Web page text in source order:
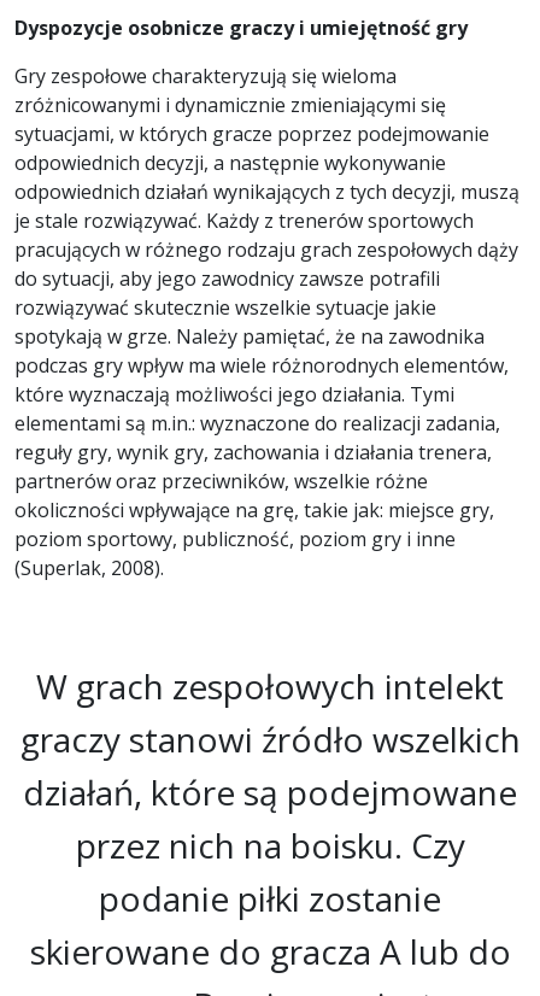
Dyspozycje osobnicze graczy i umiejętność gry
Gry zespołowe charakteryzują się wieloma
zróżnicowanymi i dynamicznie zmieniającymi się
sytuacjami, w których gracze poprzez podejmowanie
odpowiednich decyzji, a następnie wykonywanie
odpowiednich działań wynikających z tych decyzji, muszą
je stale rozwiązywać. Każdy z trenerów sportowych
pracujących w różnego rodzaju grach zespołowych dąży
do sytuacji, aby jego zawodnicy zawsze potrafili
rozwiązywać skutecznie wszelkie sytuacje jakie
spotykają w grze. Należy pamiętać, że na zawodnika
podczas gry wpływ ma wiele różnorodnych elementów,
które wyznaczają możliwości jego działania. Tymi
elementami są m.in.: wyznaczone do realizacji zadania,
reguły gry, wynik gry, zachowania i działania trenera,
partnerów oraz przeciwników, wszelkie różne
okoliczności wpływające na grę, takie jak: miejsce gry,
poziom sportowy, publiczność, poziom gry i inne
(Superlak, 2008).
W grach zespołowych intelekt
graczy stanowi źródło wszelkich
działań, które są podejmowane
przez nich na boisku. Czy
podanie piłki zostanie
skierowane do gracza A lub do